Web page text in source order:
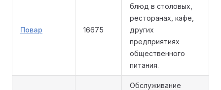
Повар 16675
блюд в столовых,
ресторанах, кафе,
других
предприятиях
общественного
питания.
Обслуживание